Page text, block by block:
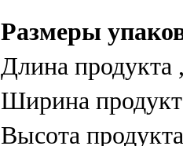
Размеры
Длина
Ширина
Высота